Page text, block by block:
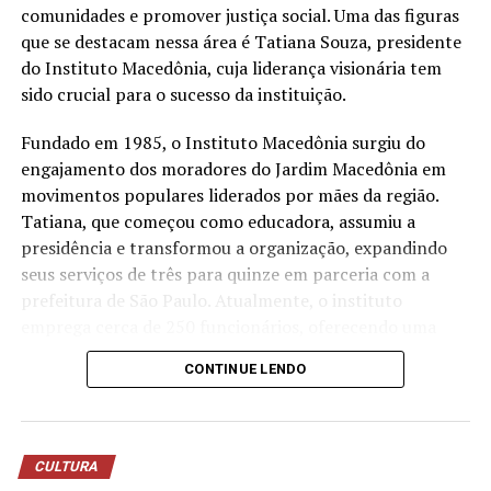
estação própria de tratamento de efluentes para tratar
a água utilizada nos processos operacionais e reutilizá-la
na lavagem de veículos, reduzindo o consumo de
recursos naturais.
“Quando falamos em sustentabilidade, precisamos falar
sobre ações práticas e resultados concretos. O reuso da
água mostra que é possível unir eficiência operacional,
preservação ambiental e responsabilidade com as
comunidades onde estamos inseridos. Nosso cuidado
também envolve os uniformes das oficinas, desde
2006, eles são enviados para uma lavanderia industrial
mecânica”, destaca Anderson Acassio Martins,
coordenador Administrativo da Savana.
comunidades e promover justiça social. Uma das figuras
que se destacam nessa área é Tatiana Souza, presidente
do Instituto Macedônia, cuja liderança visionária tem
sido crucial para o sucesso da instituição.
Fundado em 1985, o Instituto Macedônia surgiu do
engajamento dos moradores do Jardim Macedônia em
movimentos populares liderados por mães da região.
Tatiana, que começou como educadora, assumiu a
presidência e transformou a organização, expandindo
seus serviços de três para quinze em parceria com a
prefeitura de São Paulo. Atualmente, o instituto
ampla gama de serviços que atendem crianças,
mulheres, idosos e promovem o empreendedorismo e a
A liderança feminina no terceiro setor tem mostrado
resultados notáveis no Brasil. Segundo dados recentes,
CONTINUE LENDO
CULTURA